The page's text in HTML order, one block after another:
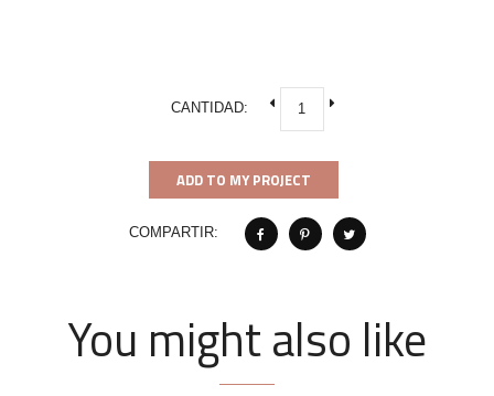
CANTIDAD:
ADD TO MY PROJECT
COMPARTIR:
You might also like